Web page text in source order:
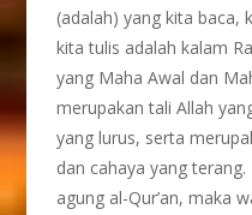
(adalah) yang kita baca,
kita tulis adalah kalam
yang Maha Awal dan
merupakan tali Allah
yang lurus, serta
dan cahaya yang
agung al-Qur’an, maka